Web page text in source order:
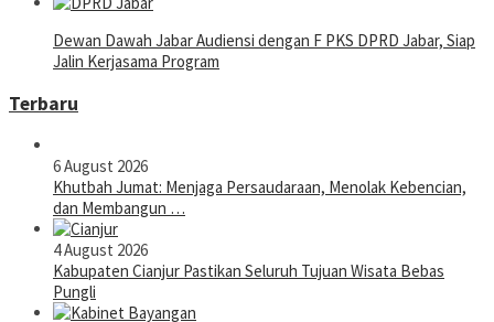
Dewan Dawah Jabar Audiensi dengan F PKS DPRD Jabar, Siap
Jalin Kerjasama Program
Terbaru
6 August 2026
Khutbah Jumat: Menjaga Persaudaraan, Menolak Kebencian,
dan Membangun …
4 August 2026
Kabupaten Cianjur Pastikan Seluruh Tujuan Wisata Bebas
Pungli